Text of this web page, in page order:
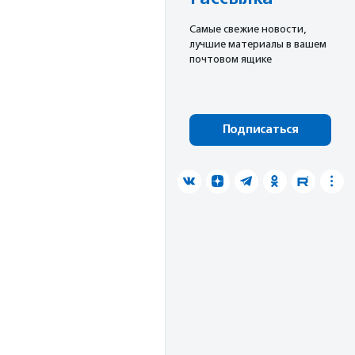
Cамые свежие новости,
лучшие материалы в вашем
почтовом ящике
Подписаться